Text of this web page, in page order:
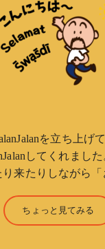
を立ち上げ
してくれまし
り来たりしながら
） 生年月日 ：
れ ：香港(3
ちょっと見てみる